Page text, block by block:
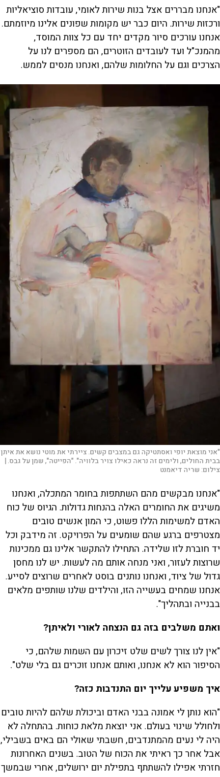
"אנחנו מבררים אצל בנות שירות לאומי, עובדות סוציאליות
ורכזות שירות. היום כבר יש מקומות שפונים אלינו מיוזמתם.
אנחנו עורכים סיור מקדים יחד עם כל צוות המוסד,
מהמנכ"ל ועד לעובדים הזוטרים, הם מספרים לנו על
הצרכים וגם על החלומות שלהם, ואנחנו מנסים לממש.
"אני מוצאת יופי ואסתטיקה גם במצבים קשים. ציירתי את מוטי נושא את איתן
בבית החולים, ולימים זה נראה כאילו צויר בלוויה". "הפייטה", שמן על גבס. |
צילום:שריה דיאמנט
"אנחנו מבקשים מהם השתתפות בחומר המתכלה, ואנחנו
משיגים את החומרים האלה בהנחות גדולות. הגיוס של כוח
האדם למשימות הללו פשוט, כי המון אנשים טובים
מצטרפים ברגע שהם שומעים על הפרויקט. זה מידבק וכל
יד חוברת לזו שלידה. התחילו להתקשר אלינו גם ממכינות
שרוצות לעזור, ואני מנחה אותם מה לעשות. יש לנו מחסן
גדול של ציוד, ואנחנו נותנים בוסט לאחרים שרוצים לסייע.
אנחנו שמחים בעשייה הזו, והילדים שלנו שותפים מלאים
בבנייה ובתהליך".
ואתם משלבים בזה גם הנצחה לאורי ולאיתן?
"אין לנו צורך לשים שלט זיכרון עם השמות שלהם, כי
הסיפור הוא לא אנחנו, ואותם אנחנו זוכרים גם בלי שלט".
איך משפיע עלייך יום התנדבות כזה?
"הוא נותן לי אמונה בבני האדם וביכולת שלהם להיות טובים
ולחולל שינוי בעולם. אני יוצאת מלאת כוחות. בהתחלה לא
היה לי נעים מהמתנדבים, חשבתי שאולי הם באים בשבילי,
אבל אחר כך ראיתי את הכוח של הטוב. בשנים האחרונות
חזרתי אפילו להשתתף בתפילת יום ירושלים, אחרי שבמשך